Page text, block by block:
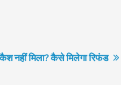
नहीं मिला? कैसे मिलेगा रिफंड